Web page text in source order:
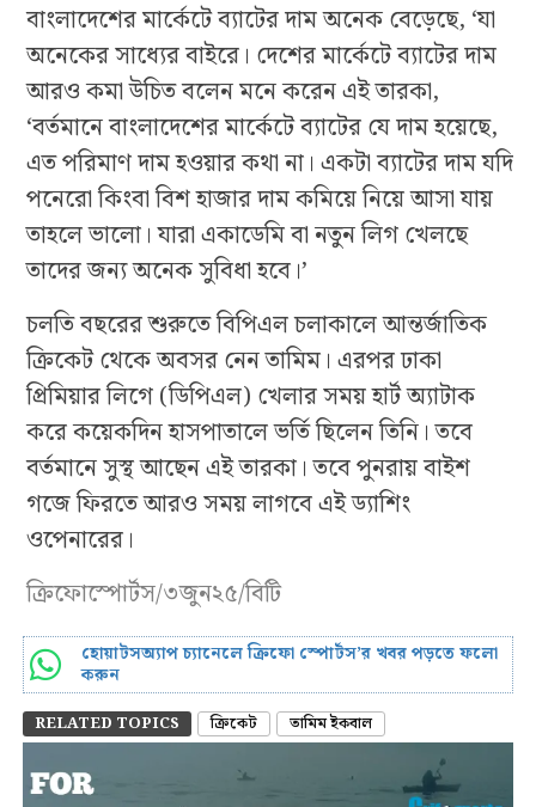
বাংলাদেশের মার্কেটে ব্যাটের দাম অনেক বেড়েছে, ‘যা
অনেকের সাধ্যের বাইরে। দেশের মার্কেটে ব্যাটের দাম
আরও কমা উচিত বলেন মনে করেন এই তারকা,
‘বর্তমানে বাংলাদেশের মার্কেটে ব্যাটের যে দাম হয়েছে,
এত পরিমাণ দাম হওয়ার কথা না। একটা ব্যাটের দাম যদি
পনেরো কিংবা বিশ হাজার দাম কমিয়ে নিয়ে আসা যায়
তাহলে ভালো। যারা একাডেমি বা নতুন লিগ খেলছে
তাদের জন্য অনেক সুবিধা হবে।’
চলতি বছরের শুরুতে বিপিএল চলাকালে আন্তর্জাতিক
ক্রিকেট থেকে অবসর নেন তামিম। এরপর ঢাকা
প্রিমিয়ার লিগে (ডিপিএল) খেলার সময় হার্ট অ্যাটাক
করে কয়েকদিন হাসপাতালে ভর্তি ছিলেন তিনি। তবে
বর্তমানে সুস্থ আছেন এই তারকা। তবে পুনরায় বাইশ
গজে ফিরতে আরও সময় লাগবে এই ড্যাশিং
ওপেনারের।
ক্রিফোস্পোর্টস/৩জুন২৫/বিটি
হোয়াটসঅ্যাপ চ্যানেলে ক্রিফো স্পোর্টস’র খবর পড়তে ফলো
করুন
RELATED TOPICS ক্রিকেট তামিম ইকবাল